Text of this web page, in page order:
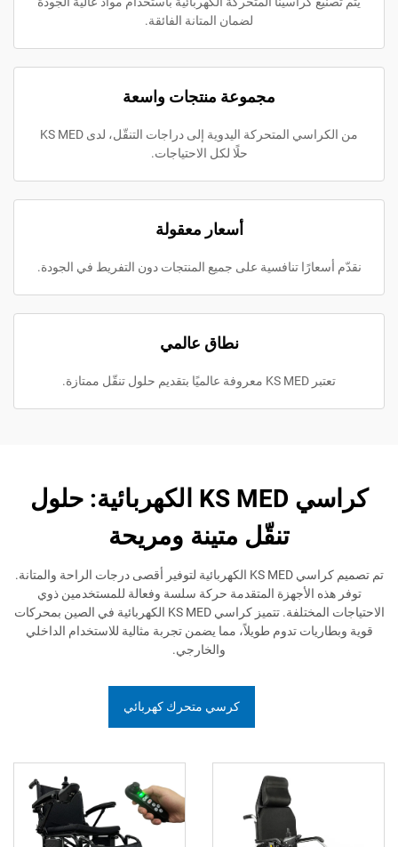
لضمان المتانة الفائقة.
مجموعة منتجات واسعة
من الكراسي المتحركة اليدوية إلى دراجات التنقّل، لدى KS MED
حلًا لكل الاحتياجات.
أسعار معقولة
تنافسية على جميع المنتجات دون التفريط في الجودة.
نطاق عالمي
كراسي KS MED الكهربائية: حلول
تنقّل متينة ومريحة
تم تصميم كراسي KS MED الكهربائية لتوفير أقصى درجات الراحة والمتانة.
الأجهزة المتقدمة حركة سلسة وفعالة للمستخدمين ذوي
الاحتياجات المختلفة. تتميز كراسي KS MED الكهربائية في الصين بمحركات
تدوم طويلاً، مما يضمن تجربة مثالية للاستخدام الداخلي
كرسي متحرك كهربائي